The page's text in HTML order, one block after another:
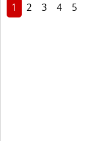
1
2 3 4 5